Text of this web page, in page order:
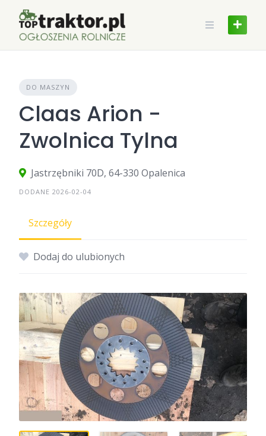
content
DO MASZYN
Claas Arion -
Zwolnica Tylna
Jastrzębniki 70D, 64-330 Opalenica
DODANE 2026-02-04
Szczegóły
Dodaj do ulubionych